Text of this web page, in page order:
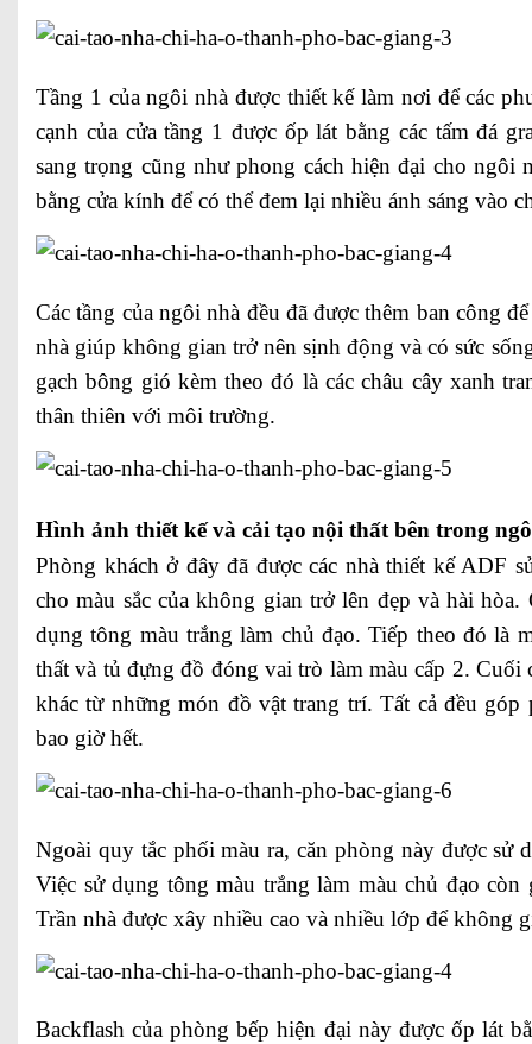
Tầng 1 của ngôi nhà được thiết kế làm nơi để các
cạnh của cửa tầng 1 được ốp lát bằng các tấm đá
sang trọng cũng như phong cách hiện đại cho ngôi
bằng cửa kính để có thể đem lại nhiều ánh sáng vào
Các tầng của ngôi nhà đều đã được thêm ban công
nhà giúp không gian trở nên sịnh động và có sức
gạch bông gió kèm theo đó là các châu cây xanh
thân thiên với môi trường.
Hình ảnh thiết kế và cải tạo nội thất bên trong
Phòng khách ở đây đã được các nhà thiết kế ADF
cho màu sắc của không gian trở lên đẹp và hài
dụng tông màu trắng làm chủ đạo. Tiếp theo đó là
thất và tủ đựng đồ đóng vai trò làm màu cấp 2. Cuối
khác từ những món đồ vật trang trí. Tất cả đều
bao giờ hết.
Ngoài quy tắc phối màu ra, căn phòng này được sử
Việc sử dụng tông màu trắng làm màu chủ đạo
Trần nhà được xây nhiều cao và nhiều lớp để không
Backflash của phòng bếp hiện đại này được ốp lát